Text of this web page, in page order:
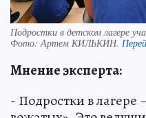
Подростки в детском лагере
Фото:Артем КИЛЬКИН.
Мнение эксперта:
- Подростки в